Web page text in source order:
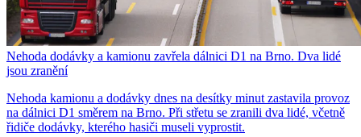
Nehoda dodávky a kamionu zavřela dálnici D1 na Brno. Dva lidé
jsou zranění
Nehoda kamionu a dodávky dnes na desítky minut zastavila provoz
na dálnici D1 směrem na Brno. Při střetu se zranili dva lidé, včetně
řidiče dodávky, kterého hasiči museli vyprostit.